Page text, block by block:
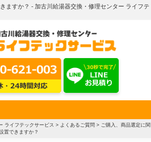
ますか？ - 加古川給湯器交換・修理センター ライフテ
ライフテックサービス > よくあるご質問 > ご購入、商品選定に関
置できますか？